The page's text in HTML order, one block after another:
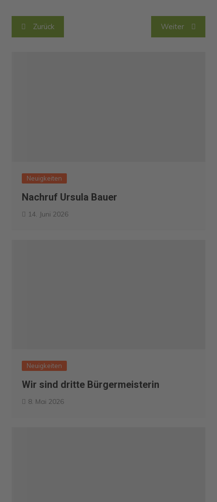
Beitragsnavigation
Zurück Weiter
Neuigkeiten
Nachruf Ursula Bauer
14. Juni 2026
Neuigkeiten
Wir sind dritte Bürgermeisterin
8. Mai 2026